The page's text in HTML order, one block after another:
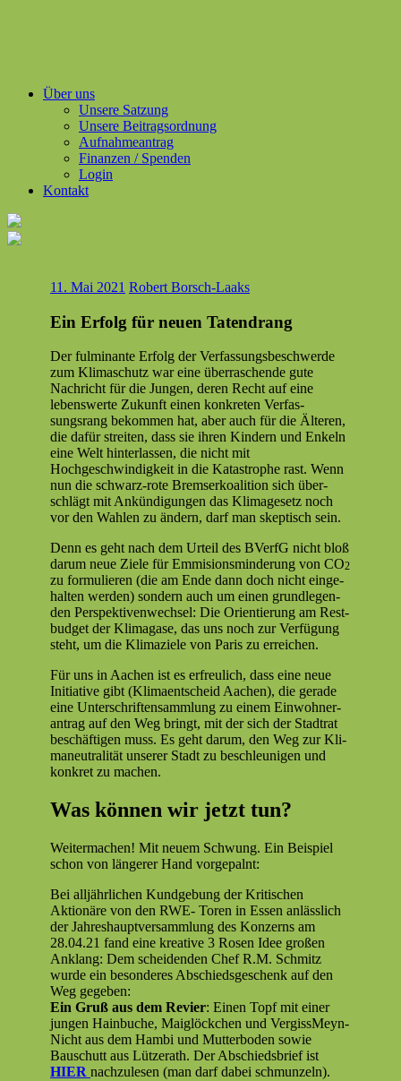
Über uns
Unsere Satzung
Unsere Beitragsordnung
Aufnahmeantrag
Finanzen / Spenden
Login
Kontakt
11. Mai 2021 Robert Borsch-Laaks
Ein Erfolg für neuen Tatendrang
Der ful­mi­nante Erfolg der Ver­fas­sungs­beschw­erde
zum Kli­maschutz war eine über­raschende gute
Nachricht für die Jun­gen, deren Recht auf eine
lebenswerte Zukun­ft einen konkreten Ver­fas­
sungsrang bekom­men hat, aber auch für die Älteren,
die dafür stre­it­en, dass sie ihren Kindern und Enkeln
eine Welt hin­ter­lassen, die nicht mit
Hochgeschwindigkeit in die Katas­tro­phe rast. Wenn
nun die schwarz-rote Brem­serkoali­tion sich über­
schlägt mit Ankündi­gun­gen das Klim­age­setz noch
vor den Wahlen zu ändern, darf man skep­tisch sein.
Denn es geht nach dem Urteil des BVer­fG nicht bloß
darum neue Ziele für Emmi­sion­s­min­derung von CO2
zu for­mulieren (die am Ende dann doch nicht einge­
hal­ten wer­den) son­dern auch um einen grundle­gen­
den Per­spek­tiven­wech­sel: Die Ori­en­tierung am Rest­
bud­get der Klima­gase, das uns noch zur Ver­fü­gung
ste­ht, um die Kli­maziele von Paris zu erreichen.
Für uns in Aachen ist es erfreulich, dass eine neue
Ini­tia­tive gibt (Kli­maentscheid Aachen), die ger­ade
eine Unter­schriften­samm­lung zu einem Ein­wohn­er­
antrag auf den Weg bringt, mit der sich der Stad­trat
beschäfti­gen muss. Es geht darum, den Weg zur Kli­
ma­neu­tral­ität unser­er Stadt zu beschle­u­ni­gen und
konkret zu machen.
Was können wir jetzt tun?
Weit­er­ma­chen! Mit neuem Schwung. Ein Beispiel
schon von län­ger­er Hand vorgepalnt:
Bei alljährlichen Kundge­bung der Kri­tis­chen
Aktionäre von den RWE- Toren in Essen anlässlich
der Jahre­shauptver­samm­lung des Konz­erns am
28.04.21 fand eine kreative 3 Rosen Idee großen
Anklang: Dem schei­den­den Chef R.M. Schmitz
wurde ein beson­deres Abschieds­geschenk auf den
Weg gegeben:
Ein Gruß aus dem Revi­er: Einen Topf mit ein­er
jun­gen Hain­buche, Maiglöckchen und Ver­giss­Meyn­
Nicht aus dem Ham­bi und Mut­ter­bo­den sowie
Bauschutt aus Lützerath. Der Abschieds­brief ist
HIER nachzule­sen (man darf dabei schmunzeln).